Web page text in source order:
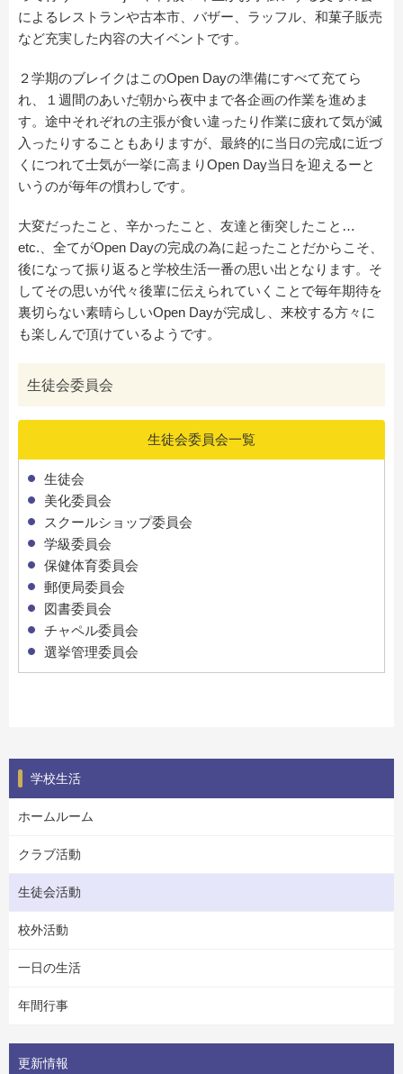
によるレストランや古本市、バザー、ラッフル、和菓子販売
など充実した内容の大イベントです。
２学期のブレイクはこのOpen Dayの準備にすべて充てら
れ、１週間のあいだ朝から夜中まで各企画の作業を進めま
す。途中それぞれの主張が食い違ったり作業に疲れて気が滅
入ったりすることもありますが、最終的に当日の完成に近づ
くにつれて士気が一挙に高まりOpen Day当日を迎えるーと
いうのが毎年の慣わしです。
大変だったこと、辛かったこと、友達と衝突したこと…
etc.、全てがOpen Dayの完成の為に起ったことだからこそ、
後になって振り返ると学校生活一番の思い出となります。そ
してその思いが代々後輩に伝えられていくことで毎年期待を
裏切らない素晴らしいOpen Dayが完成し、来校する方々に
も楽しんで頂けているようです。
生徒会委員会
生徒会委員会一覧
生徒会
美化委員会
スクールショップ委員会
学級委員会
保健体育委員会
郵便局委員会
図書委員会
チャペル委員会
選挙管理委員会
学校生活
ホームルーム
クラブ活動
生徒会活動
校外活動
一日の生活
年間行事
更新情報